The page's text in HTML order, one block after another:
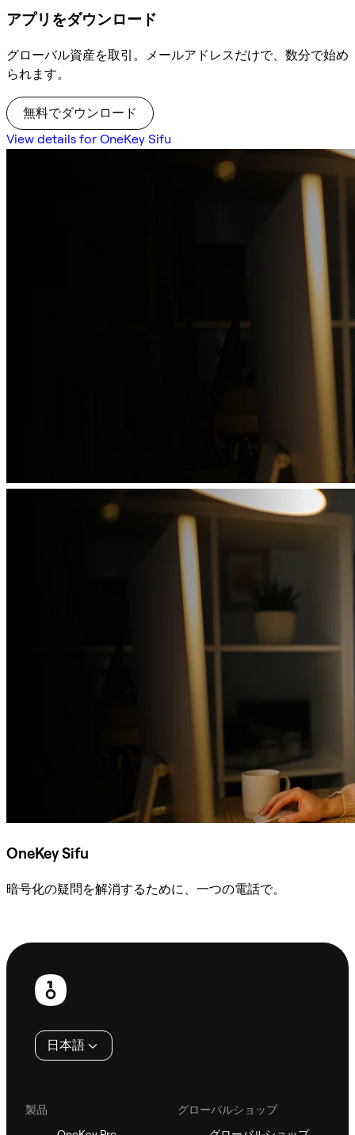
アプリをダウンロード
グローバル資産を取引。メールアドレスだけで、数分で始め
られます。
無料でダウンロード
View details for OneKey Sifu
OneKey Sifu
暗号化の疑問を解消するために、一つの電話で。
フ
日本語
製品
グローバルショップ